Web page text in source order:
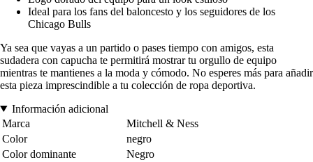
Ideal para los fans del baloncesto y los seguidores de los
Chicago Bulls
Ya sea que vayas a un partido o pases tiempo con amigos, esta
sudadera con capucha te permitirá mostrar tu orgullo de equipo
mientras te mantienes a la moda y cómodo. No esperes más para añadir
esta pieza imprescindible a tu colección de ropa deportiva.
Información adicional
Marca
Mitchell & Ness
Color
negro
Color dominante
Negro